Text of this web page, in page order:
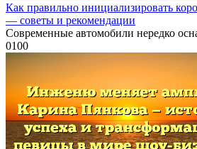
Как правильно инициализировать
— советы и рекомендации
Современные автомобили нередко
0100